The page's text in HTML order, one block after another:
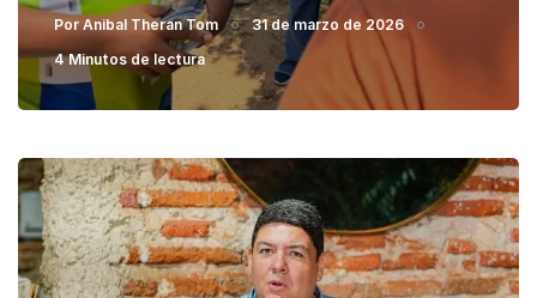
Por Anibal Theran Tom
31 de marzo de 2026
4 Minutos de lectura